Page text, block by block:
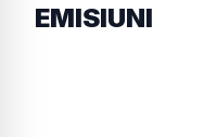
EMISIUNI